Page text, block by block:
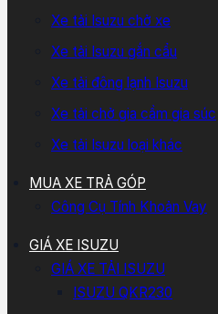
Xe tải Isuzu chở xe
Xe tải Isuzu gắn cẩu
Xe tải đông lạnh Isuzu
Xe tải chở gia cầm gia súc
Xe tải Isuzu loại khác
MUA XE TRẢ GÓP
Công Cụ Tính Khoản Vay
GIÁ XE ISUZU
GIÁ XE TẢI ISUZU
ISUZU QKR230